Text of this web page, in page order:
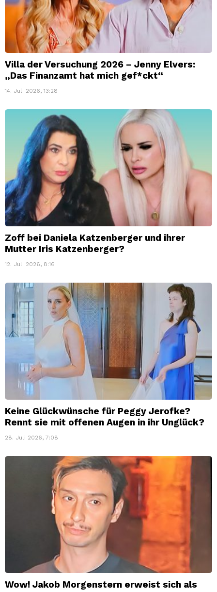
Villa der Versuchung 2026 – Jenny Elvers:
„Das Finanzamt hat mich gef*ckt“
14. Juli 2026, 13:28
Zoff bei Daniela Katzenberger und ihrer
Mutter Iris Katzenberger?
12. Juli 2026, 8:16
Keine Glückwünsche für Peggy Jerofke?
Rennt sie mit offenen Augen in ihr Unglück?
28. Juli 2026, 7:08
Wow! Jakob Morgenstern erweist sich als